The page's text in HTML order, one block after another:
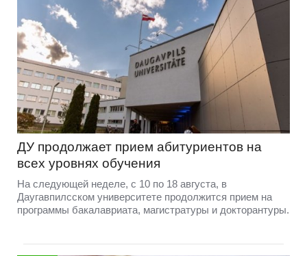
ДУ продолжает прием абитуриентов на
всех уровнях обучения
На следующей неделе, с 10 по 18 августа, в
Даугавпилсском университете продолжится прием на
программы бакалавриата, магистратуры и докторантуры.